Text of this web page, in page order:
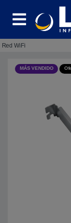
Red WiFi
MÁS VENDIDO